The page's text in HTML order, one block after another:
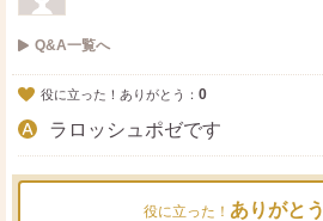
Q&A一覧へ
役に立った！ありがとう： 0
ラロッシュポゼです
役に立った！ ありがとう